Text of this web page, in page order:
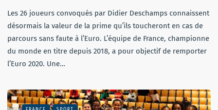
Les 26 joueurs convoqués par Didier Deschamps connaissent
désormais la valeur de la prime qu’ils toucheront en cas de
parcours sans faute à l’Euro. L’équipe de France, championne
du monde en titre depuis 2018, a pour objectif de remporter
l’Euro 2020. Une…